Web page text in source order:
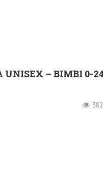
UNISEX – BIMBI 0-24
382